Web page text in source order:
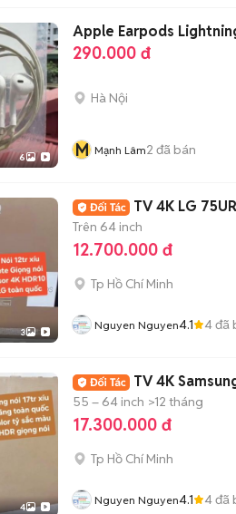
6
Apple Earpods
290.000 đ
Hà Nội
M Mạnh Lâm2 đã bán
3
TV 4K LG
Trên 64 inch
12.700.000 đ
Tp Hồ Chí Minh
Nguyen Nguyen4.1 4đã
4
TV 4K
55 – 64 inch >12 tháng
17.300.000 đ
Tp Hồ Chí Minh
Nguyen Nguyen4.1 4đã